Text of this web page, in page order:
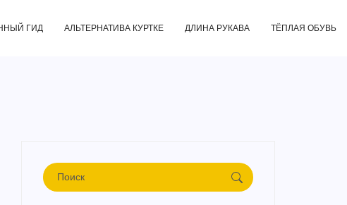
ГИД АЛЬТЕРНАТИВА КУРТКЕ ДЛИНА РУКАВА ТЁПЛАЯ ОБУВЬ